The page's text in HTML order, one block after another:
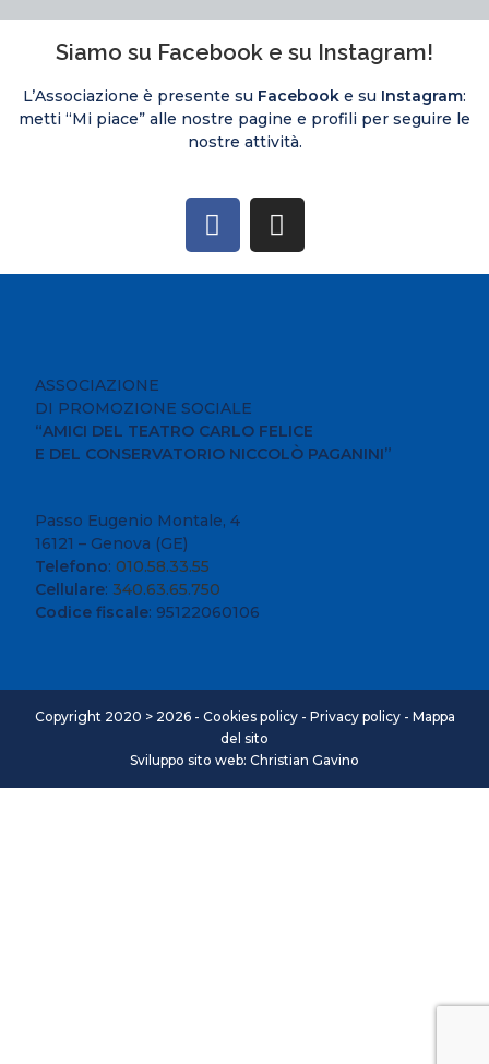
Siamo su Facebook e su Instagram!
L’Associazione è presente su Facebook e su Instagram:
metti “Mi piace” alle nostre pagine e profili per seguire le
nostre attività.
ASSOCIAZIONE
DI PROMOZIONE SOCIALE
“AMICI DEL TEATRO CARLO FELICE
E DEL CONSERVATORIO NICCOLÒ PAGANINI”
Passo Eugenio Montale, 4
16121 – Genova (GE)
Telefono:010.58.33.55
Cellulare:340.63.65.750
Codice fiscale: 95122060106
Copyright 2020 > 2026 - Cookies policy- Privacy policy- Mappa
del sito
Sviluppo sito web: Christian Gavino